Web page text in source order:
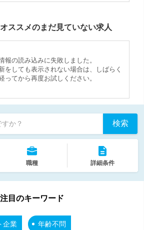
ススメのまだ見ていない求人
報の読み込みに失敗しました。
をしても表示されない場合は、しばらく
ってから再度お試しください。
か？ 検索
職種 詳細条件
注目のキーワード
企業 年齢不問